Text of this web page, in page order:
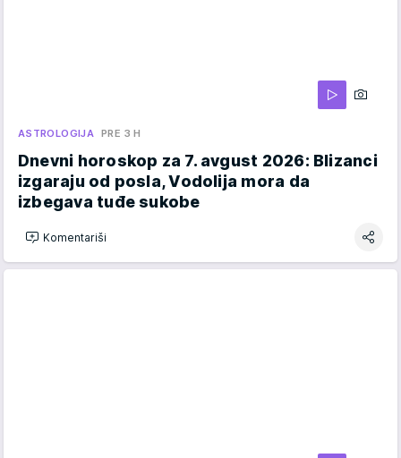
ASTROLOGIJA PRE 3 H
Dnevni horoskop za 7. avgust 2026: Blizanci
izgaraju od posla, Vodolija mora da
izbegava tuđe sukobe
Komentariši